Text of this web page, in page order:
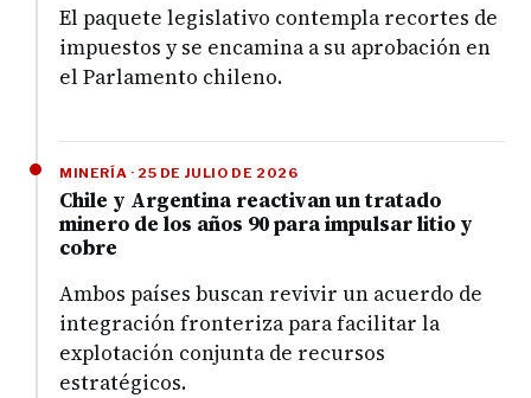
El paquete legislativo contempla recortes de
impuestos y se encamina a su aprobación en
el Parlamento chileno.
MINERÍA · 25 DE JULIO DE 2026
Chile y Argentina reactivan un tratado
minero de los años 90 para impulsar litio y
cobre
Ambos países buscan revivir un acuerdo de
integración fronteriza para facilitar la
explotación conjunta de recursos
estratégicos.